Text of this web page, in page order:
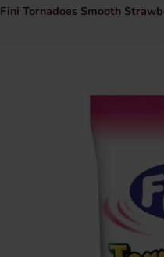
Fini Tornadoes Smooth